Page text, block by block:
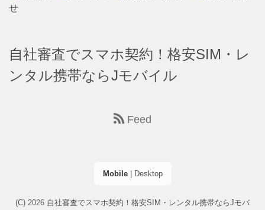
せ
自社審査でスマホ契約！格安SIM・レ
ンタル携帯ならJモバイル
Feed
Mobile| Desktop
(C) 2026 自社審査でスマホ契約！格安SIM・レンタル携帯ならJモバ